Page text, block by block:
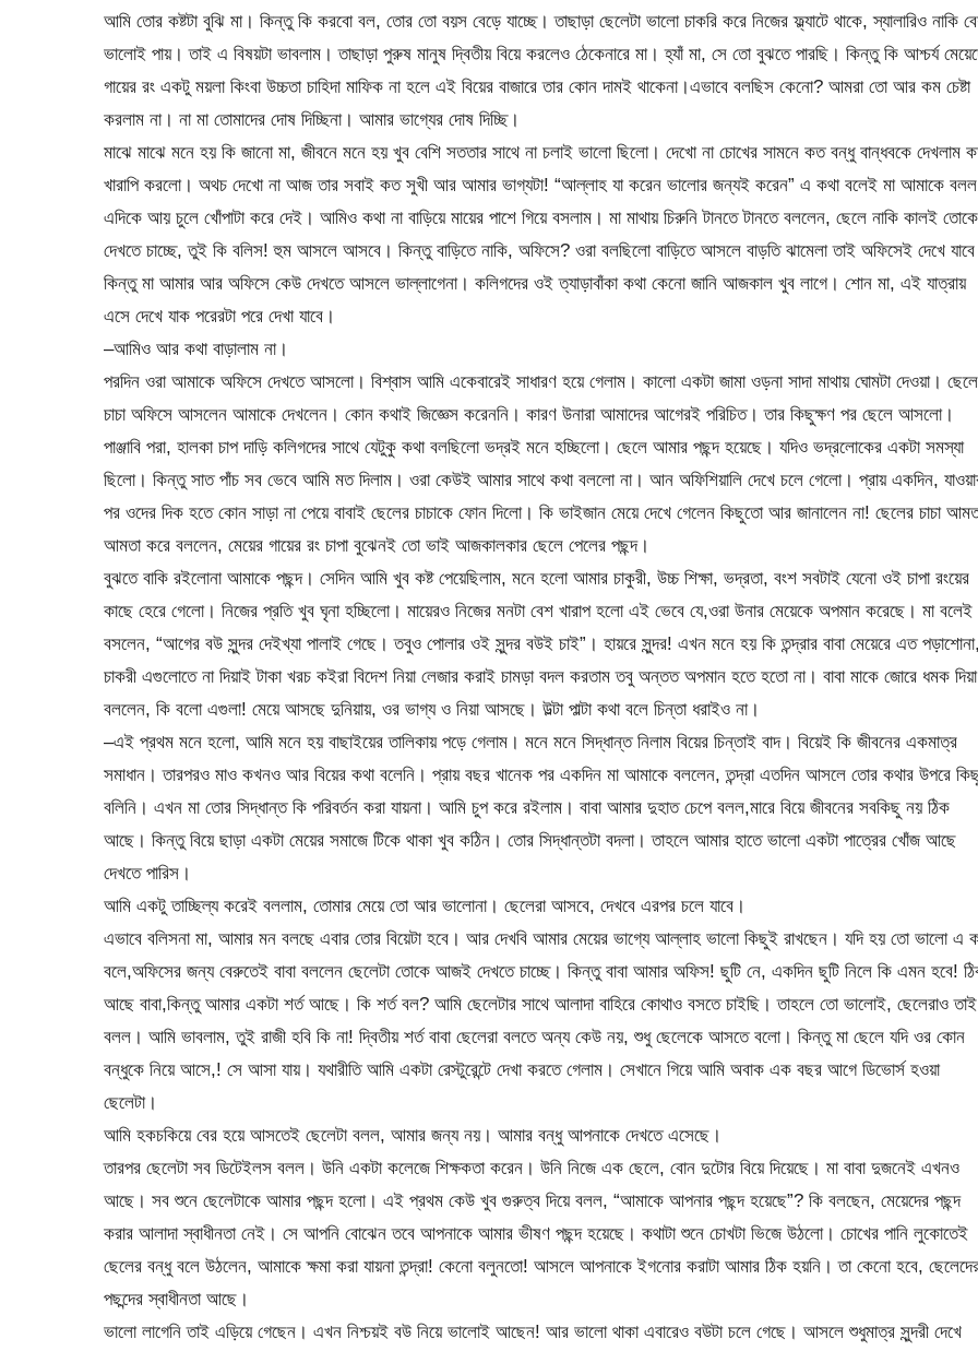
আমি তোর কষ্টটা বুঝি মা। কিন্তু কি করবো বল, তোর তো বয়স বেড়ে যাচ্ছে। তাছাড়া ছেলেটা ভালো চাকরি করে নিজের ফ্ল্যাটে থাকে, স্যালারিও নাকি
ভালোই পায়। তাই এ বিষয়টা ভাবলাম। তাছাড়া পুরুষ মানুষ দ্বিতীয় বিয়ে করলেও ঠেকেনারে মা। হ্যাঁ মা, সে তো বুঝতে পারছি। কিন্তু কি আশ্চর্য
গায়ের রং একটু ময়লা কিংবা উচ্চতা চাহিদা মাফিক না হলে এই বিয়ের বাজারে তার কোন দামই থাকেনা।এভাবে বলছিস কেনো? আমরা তো আর কম চেষ্টা
করলাম না। না মা তোমাদের দোষ দিচ্ছিনা। আমার ভাগ্যের দোষ দিচ্ছি।
মাঝে মাঝে মনে হয় কি জানো মা, জীবনে মনে হয় খুব বেশি সততার সাথে না চলাই ভালো ছিলো। দেখো না চোখের সামনে কত বন্ধু বান্ধবকে দেখলাম
খারাপি করলো। অথচ দেখো না আজ তার সবাই কত সুখী আর আমার ভাগ্যটা! “আল্লাহ যা করেন ভালোর জন্যই করেন” এ কথা বলেই মা আমাকে বলল
এদিকে আয় চুলে খোঁপাটা করে দেই। আমিও কথা না বাড়িয়ে মায়ের পাশে গিয়ে বসলাম। মা মাথায় চিরুনি টানতে টানতে বললেন, ছেলে নাকি কালই তোকে
দেখতে চাচ্ছে, তুই কি বলিস! হুম আসলে আসবে। কিন্তু বাড়িতে নাকি, অফিসে? ওরা বলছিলো বাড়িতে আসলে বাড়তি ঝামেলা তাই অফিসেই দেখে
কিন্তু মা আমার আর অফিসে কেউ দেখতে আসলে ভাল্লাগেনা। কলিগদের ওই ত্যাড়াবাঁকা কথা কেনো জানি আজকাল খুব লাগে। শোন মা, এই যাত্রায়
এসে দেখে যাক পরেরটা পরে দেখা যাবে।
–আমিও আর কথা বাড়ালাম না।
পরদিন ওরা আমাকে অফিসে দেখতে আসলো। বিশ্বাস আমি একেবারেই সাধারণ হয়ে গেলাম। কালো একটা জামা ওড়না সাদা মাথায় ঘোমটা দেওয়া।
চাচা অফিসে আসলেন আমাকে দেখলেন। কোন কথাই জিজ্ঞেস করেননি। কারণ উনারা আমাদের আগেরই পরিচিত। তার কিছুক্ষণ পর ছেলে আসলো।
পাঞ্জাবি পরা, হালকা চাপ দাড়ি কলিগদের সাথে যেটুকু কথা বলছিলো ভদ্রই মনে হচ্ছিলো। ছেলে আমার পছন্দ হয়েছে। যদিও ভদ্রলোকের একটা সমস্যা
ছিলো। কিন্তু সাত পাঁচ সব ভেবে আমি মত দিলাম। ওরা কেউই আমার সাথে কথা বললো না। আন অফিশিয়ালি দেখে চলে গেলো। প্রায় একদিন,
পর ওদের দিক হতে কোন সাড়া না পেয়ে বাবাই ছেলের চাচাকে ফোন দিলো। কি ভাইজান মেয়ে দেখে গেলেন কিছুতো আর জানালেন না! ছেলের চাচা
আমতা করে বললেন, মেয়ের গায়ের রং চাপা বুঝেনই তো ভাই আজকালকার ছেলে পেলের পছন্দ।
বুঝতে বাকি রইলোনা আমাকে পছন্দ। সেদিন আমি খুব কষ্ট পেয়েছিলাম, মনে হলো আমার চাকুরী, উচ্চ শিক্ষা, ভদ্রতা, বংশ সবটাই যেনো ওই চাপা রংয়ের
কাছে হেরে গেলো। নিজের প্রতি খুব ঘৃনা হচ্ছিলো। মায়েরও নিজের মনটা বেশ খারাপ হলো এই ভেবে যে,ওরা উনার মেয়েকে অপমান করেছে। মা বলেই
বসলেন, “আগের বউ সুন্দর দেইখ্যা পালাই গেছে। তবুও পোলার ওই সুন্দর বউই চাই”। হায়রে সুন্দর! এখন মনে হয় কি তন্দ্রার বাবা মেয়েরে এত পড়াশোনা,
চাকরী এগুলোতে না দিয়াই টাকা খরচ কইরা বিদেশ নিয়া লেজার করাই চামড়া বদল করতাম তবু অন্তত অপমান হতে হতো না। বাবা মাকে জোরে ধমক দিয়া
বললেন, কি বলো এগুলা! মেয়ে আসছে দুনিয়ায়, ওর ভাগ্য ও নিয়া আসছে। উল্টা পাল্টা কথা বলে চিন্তা ধরাইও না।
–এই প্রথম মনে হলো, আমি মনে হয় বাছাইয়ের তালিকায় পড়ে গেলাম। মনে মনে সিদ্ধান্ত নিলাম বিয়ের চিন্তাই বাদ। বিয়েই কি জীবনের একমাত্র
সমাধান। তারপরও মাও কখনও আর বিয়ের কথা বলেনি। প্রায় বছর খানেক পর একদিন মা আমাকে বললেন, তন্দ্রা এতদিন আসলে তোর কথার উপরে
বলিনি। এখন মা তোর সিদ্ধান্ত কি পরিবর্তন করা যায়না। আমি চুপ করে রইলাম। বাবা আমার দুহাত চেপে বলল,মারে বিয়ে জীবনের সবকিছু নয় ঠিক
আছে। কিন্তু বিয়ে ছাড়া একটা মেয়ের সমাজে টিকে থাকা খুব কঠিন। তোর সিদ্ধান্তটা বদলা। তাহলে আমার হাতে ভালো একটা পাত্রের খোঁজ আছে
দেখতে পারিস।
আমি একটু তাচ্ছিল্য করেই বললাম, তোমার মেয়ে তো আর ভালোনা। ছেলেরা আসবে, দেখবে এরপর চলে যাবে।
এভাবে বলিসনা মা, আমার মন বলছে এবার তোর বিয়েটা হবে। আর দেখবি আমার মেয়ের ভাগ্যে আল্লাহ ভালো কিছুই রাখছেন। যদি হয় তো ভালো এ
বলে,অফিসের জন্য বেরুতেই বাবা বললেন ছেলেটা তোকে আজই দেখতে চাচ্ছে। কিন্তু বাবা আমার অফিস! ছুটি নে, একদিন ছুটি নিলে কি এমন হবে!
আছে বাবা,কিন্তু আমার একটা শর্ত আছে। কি শর্ত বল? আমি ছেলেটার সাথে আলাদা বাহিরে কোথাও বসতে চাইছি। তাহলে তো ভালোই, ছেলেরাও তাই
বলল। আমি ভাবলাম, তুই রাজী হবি কি না! দ্বিতীয় শর্ত বাবা ছেলেরা বলতে অন্য কেউ নয়, শুধু ছেলেকে আসতে বলো। কিন্তু মা ছেলে যদি ওর কোন
বন্ধুকে নিয়ে আসে,! সে আসা যায়। যথারীতি আমি একটা রেস্টুরেন্টে দেখা করতে গেলাম। সেখানে গিয়ে আমি অবাক এক বছর আগে ডিভোর্স হওয়া
ছেলেটা।
আমি হকচকিয়ে বের হয়ে আসতেই ছেলেটা বলল, আমার জন্য নয়। আমার বন্ধু আপনাকে দেখতে এসেছে।
তারপর ছেলেটা সব ডিটেইলস বলল। উনি একটা কলেজে শিক্ষকতা করেন। উনি নিজে এক ছেলে, বোন দুটোর বিয়ে দিয়েছে। মা বাবা দুজনেই এখনও
আছে। সব শুনে ছেলেটাকে আমার পছন্দ হলো। এই প্রথম কেউ খুব গুরুত্ব দিয়ে বলল, “আমাকে আপনার পছন্দ হয়েছে”? কি বলছেন, মেয়েদের পছন্দ
করার আলাদা স্বাধীনতা নেই। সে আপনি বোঝেন তবে আপনাকে আমার ভীষণ পছন্দ হয়েছে। কথাটা শুনে চোখটা ভিজে উঠলো। চোখের পানি লুকোতেই
ছেলের বন্ধু বলে উঠলেন, আমাকে ক্ষমা করা যায়না তন্দ্রা! কেনো বলুনতো! আসলে আপনাকে ইগনোর করাটা আমার ঠিক হয়নি। তা কেনো হবে,
পছন্দের স্বাধীনতা আছে।
ভালো লাগেনি তাই এড়িয়ে গেছেন। এখন নিশ্চয়ই বউ নিয়ে ভালোই আছেন! আর ভালো থাকা এবারেও বউটা চলে গেছে। আসলে শুধুমাত্র সুন্দরী দেখে